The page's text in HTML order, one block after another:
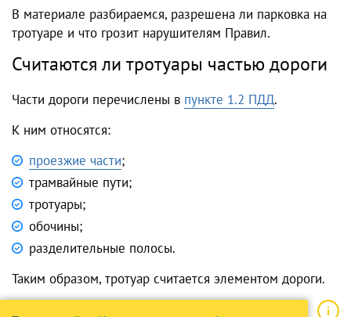
В материале разбираемся, разрешена ли парковка на
тротуаре и что грозит нарушителям Правил.
Считаются ли тротуары частью дороги
Части дороги перечислены в пункте 1.2 ПДД.
К ним относятся:
проезжие части;
трамвайные пути;
тротуары;
обочины;
разделительные полосы.
Таким образом, тротуар считается элементом дороги.